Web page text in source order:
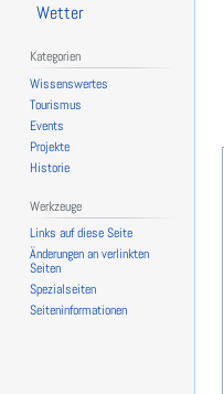
Wetter
Kategorien
Wissenswertes
Tourismus
Events
Projekte
Historie
Werkzeuge
Links auf diese Seite
Änderungen an verlinkten
Seiten
Spezialseiten
Seiten­­informationen